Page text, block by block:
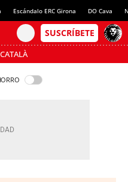
Escándalo ERC Girona DO Cava